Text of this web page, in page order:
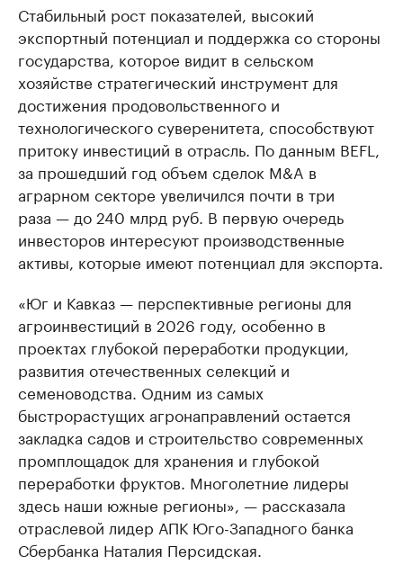
Стабильный рост показателей, высокий
экспортный потенциал и поддержка со стороны
государства, которое видит в сельском
хозяйстве стратегический инструмент для
достижения продовольственного и
технологического суверенитета, способствуют
притоку инвестиций в отрасль. По данным BEFL,
за прошедший год объем сделок M&A в
аграрном секторе увеличился почти в три
раза — до 240 млрд руб. В первую очередь
инвесторов интересуют производственные
активы, которые имеют потенциал для экспорта.
«Юг и Кавказ — перспективные регионы для
агроинвестиций в 2026 году, особенно в
проектах глубокой переработки продукции,
развития отечественных селекций и
семеноводства. Одним из самых
быстрорастущих агронаправлений остается
закладка садов и строительство современных
промплощадок для хранения и глубокой
переработки фруктов. Многолетние лидеры
здесь наши южные регионы», — рассказала
отраслевой лидер АПК Юго-Западного банка
Сбербанка Наталия Персидская.